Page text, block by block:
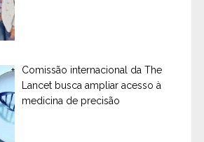
Comissão internacional da The
Lancet busca ampliar acesso à
medicina de precisão